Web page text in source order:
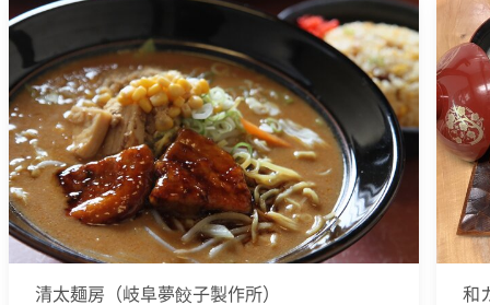
清太麺房（岐阜夢餃子製作所） 和